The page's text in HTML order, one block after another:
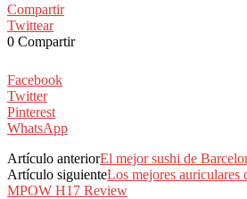
Compartir
Twittear
0 Compartir
Facebook
Twitter
Pinterest
WhatsApp
Artículo anteriorEl mejor sushi de
Artículo siguienteLos mejores auriculares
MPOW H17 Review